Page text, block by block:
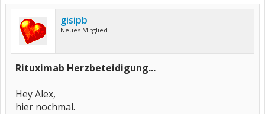
gisipb
Neues Mitglied
Rituximab Herzbeteidigung...
Hey Alex,
hier nochmal.